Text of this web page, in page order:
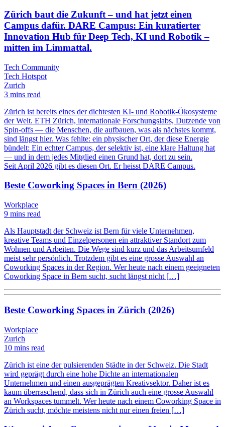
Zürich baut die Zukunft – und hat jetzt einen
Campus dafür. DARE Campus: Ein kuratierter
Innovation Hub für Deep Tech, KI und Robotik –
mitten im Limmattal.
Tech Community
Tech Hotspot
Zurich
3 mins read
Zürich ist bereits eines der dichtesten KI- und Robotik-Ökosysteme
der Welt. ETH Zürich, internationale Forschungslabs, Dutzende von
Spin-offs — die Menschen, die aufbauen, was als nächstes kommt,
sind längst hier. Was fehlte: ein physischer Ort, der diese Energie
bündelt: Ein echter Campus, der selektiv ist, eine klare Haltung hat
— und in dem jedes Mitglied einen Grund hat, dort zu sein.
Seit April 2026 gibt es diesen Ort. Er heisst DARE Campus.
Beste Coworking Spaces in Bern (2026)
Workplace
9 mins read
Als Hauptstadt der Schweiz ist Bern für viele Unternehmen,
kreative Teams und Einzelpersonen ein attraktiver Standort zum
Wohnen und Arbeiten. Die Wege sind kurz und das Arbeitsumfeld
meist sehr persönlich. Trotzdem gibt es eine grosse Auswahl an
Coworking Spaces in der Region. Wer heute nach einem geeigneten
Coworking Space in Bern sucht, sucht längst nicht […]
Beste Coworking Spaces in Zürich (2026)
Workplace
Zurich
10 mins read
Zürich ist eine der pulsierenden Städte in der Schweiz. Die Stadt
wird geprägt durch eine hohe Dichte an internationalen
Unternehmen und einen ausgeprägten Kreativsektor. Daher ist es
kaum überraschend, dass sich in Zürich auch eine grosse Auswahl
an Workspaces tummelt. Wer heute nach einem Coworking Space in
Zürich sucht, möchte meistens nicht nur einen freien […]